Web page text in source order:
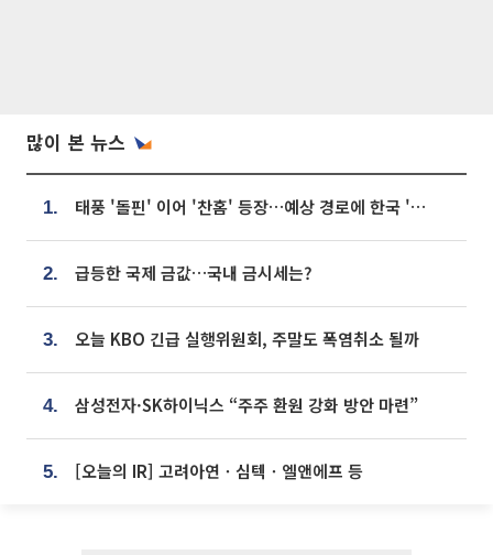
많이 본 뉴스
1. 태풍 '돌핀' 이어 '찬홈' 등장…예상 경로에 한국 '한숨'
2. 급등한 국제 금값…국내 금시세는?
3. 오늘 KBO 긴급 실행위원회, 주말도 폭염취소 될까
4. 삼성전자·SK하이닉스 “주주 환원 강화 방안 마련”
5. [오늘의 IR] 고려아연ㆍ심텍ㆍ엘앤에프 등